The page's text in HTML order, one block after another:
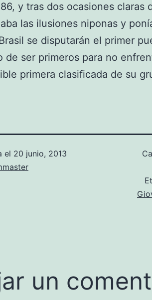
y tras dos ocasiones claras
las ilusiones niponas y
se disputarán el primer
de ser primeros para no
primera clasificada de su
el 20 junio, 2013
un